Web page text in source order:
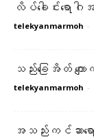
လိပ်ခေါင်းရော
telekyanmarmoh -
သည်းခြေအိတ် ကျ
telekyanmarmoh -
အသည်းကင်ဆာရေ